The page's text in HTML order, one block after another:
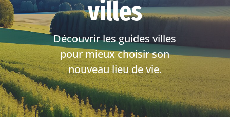
villes
Découvrir les guides villes
pour mieux choisir son
nouveau lieu de vie.